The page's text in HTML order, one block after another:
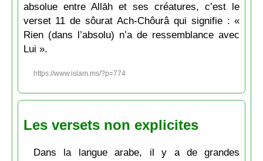
absolue entre Allāh et ses créatures, c’est le
verset 11 de sôurat Ach-Chôurâ qui signifie : «
Rien (dans l’absolu) n’a de ressemblance avec
Lui ».
https://www.islam.ms/?p=774
Les versets non explicites
Dans la langue arabe, il y a de grandes